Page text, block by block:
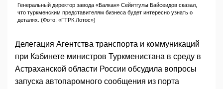
Генеральный директор завода «Балкан» Сейитгулы Байсеидов сказал,
что туркменским представителям бизнеса будет интересно узнать о
деталях. (Фото: «ГТРК Лотос»)
Делегация Агентства транспорта и коммуникаций
при Кабинете министров Туркменистана в среду в
Астраханской области России обсудила вопросы
запуска автопаромного сообщения из порта